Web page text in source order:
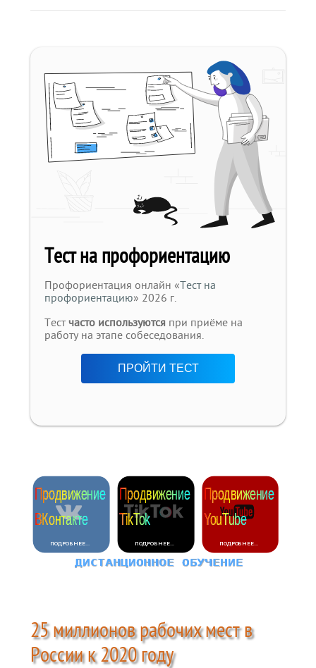
Тест на профориентацию
Профориентация онлайн «Тест на
профориентацию» 2026 г.
Тестчасто используются при приёме на
работу на этапе собеседования.
ПРОЙТИ ТЕСТ
25 миллионов рабочих мест в
России к 2020 году